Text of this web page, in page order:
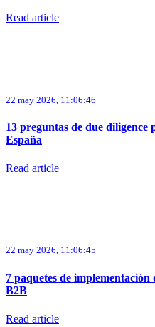
Read article
22 may 2026, 11:06:46
13 preguntas de due
España
Read article
22 may 2026, 11:06:45
7 paquetes de
B2B
Read article